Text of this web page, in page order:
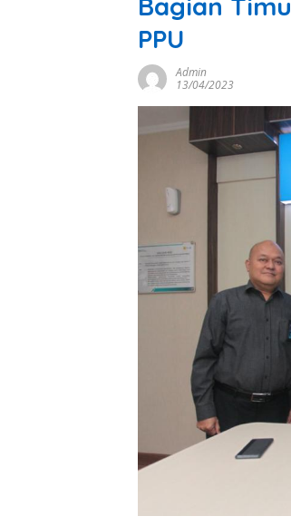
PPU
Admin
13/04/2023